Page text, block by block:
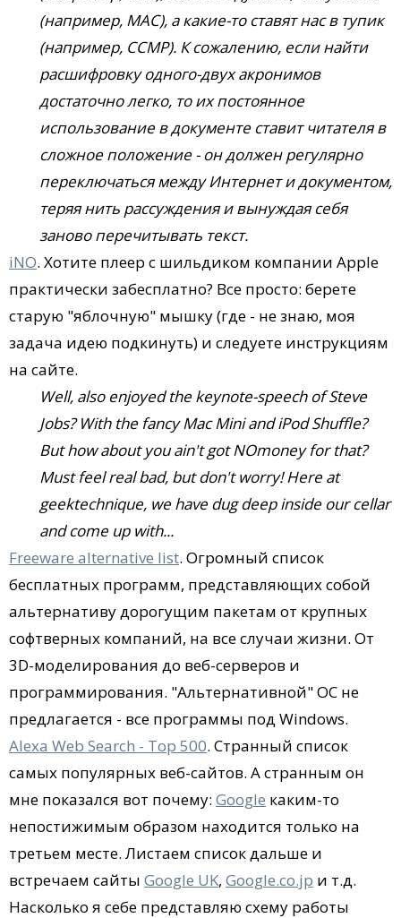
(например, MAC), а какие-то ставят нас в тупик
(например, CCMP). К сожалению, если найти
расшифровку одного-двух акронимов
достаточно легко, то их постоянное
использование в документе ставит читателя в
сложное положение - он должен регулярно
переключаться между Интернет и документом,
теряя нить рассуждения и вынуждая себя
заново перечитывать текст.
iNO. Хотите плеер с шильдиком компании Apple
практически забесплатно? Все просто: берете
старую "яблочную" мышку (где - не знаю, моя
задача идею подкинуть) и следуете инструкциям
на сайте.
Well, also enjoyed the keynote-speech of Steve
Jobs? With the fancy Mac Mini and iPod Shuffle?
But how about you ain't got NOmoney for that?
Must feel real bad, but don't worry! Here at
geektechnique, we have dug deep inside our cellar
and come up with...
Freeware alternative list. Огромный список
бесплатных программ, представляющих собой
альтернативу дорогущим пакетам от крупных
софтверных компаний, на все случаи жизни. От
3D-моделирования до веб-серверов и
программирования. "Альтернативной" ОС не
предлагается - все программы под Windows.
Alexa Web Search - Top 500. Странный список
самых популярных веб-сайтов. А странным он
мне показался вот почему: Google каким-то
непостижимым образом находится только на
третьем месте. Листаем список дальше и
встречаем сайты Google UK, Google.co.jp и т.д.
Насколько я себе представляю схему работы